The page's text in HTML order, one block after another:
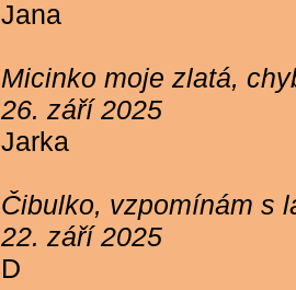
Jana
Micinko moje zlatá,
26. září 2025
Jarka
Čibulko, vzpomínám s
22. září 2025
D